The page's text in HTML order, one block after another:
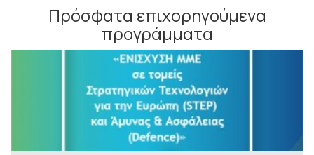
Πρόσφατα επιχορηγούμενα
προγράμματα